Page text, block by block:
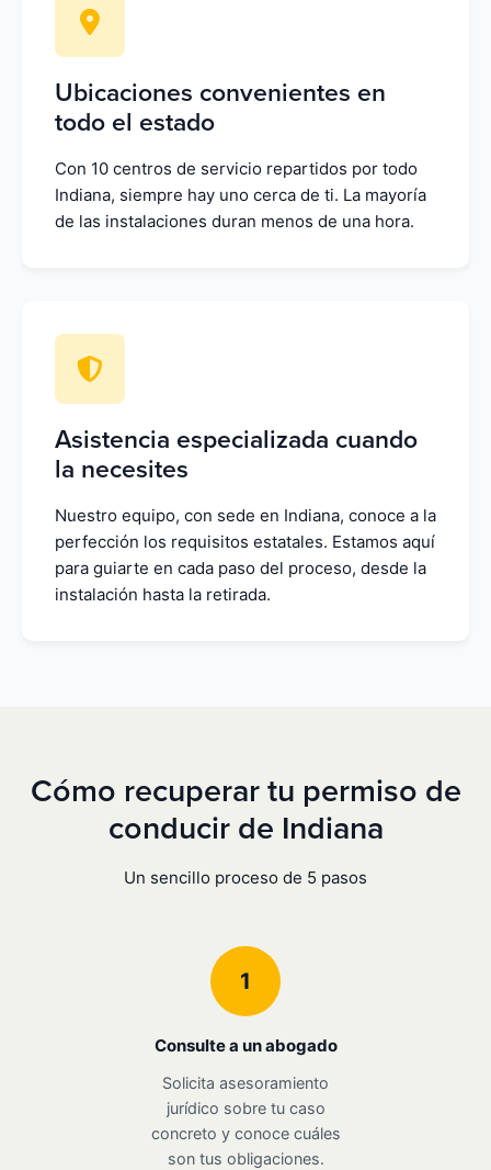
Ubicaciones convenientes en
todo el estado
Con 10 centros de servicio repartidos por todo
Indiana, siempre hay uno cerca de ti. La mayoría
de las instalaciones duran menos de una hora.
Asistencia especializada cuando
la necesites
Nuestro equipo, con sede en Indiana, conoce a la
perfección los requisitos estatales. Estamos aquí
para guiarte en cada paso del proceso, desde la
instalación hasta la retirada.
Cómo recuperar tu permiso de
conducir de Indiana
Un sencillo proceso de 5 pasos
1
Consulte a un abogado
Solicita asesoramiento
jurídico sobre tu caso
concreto y conoce cuáles
son tus obligaciones.